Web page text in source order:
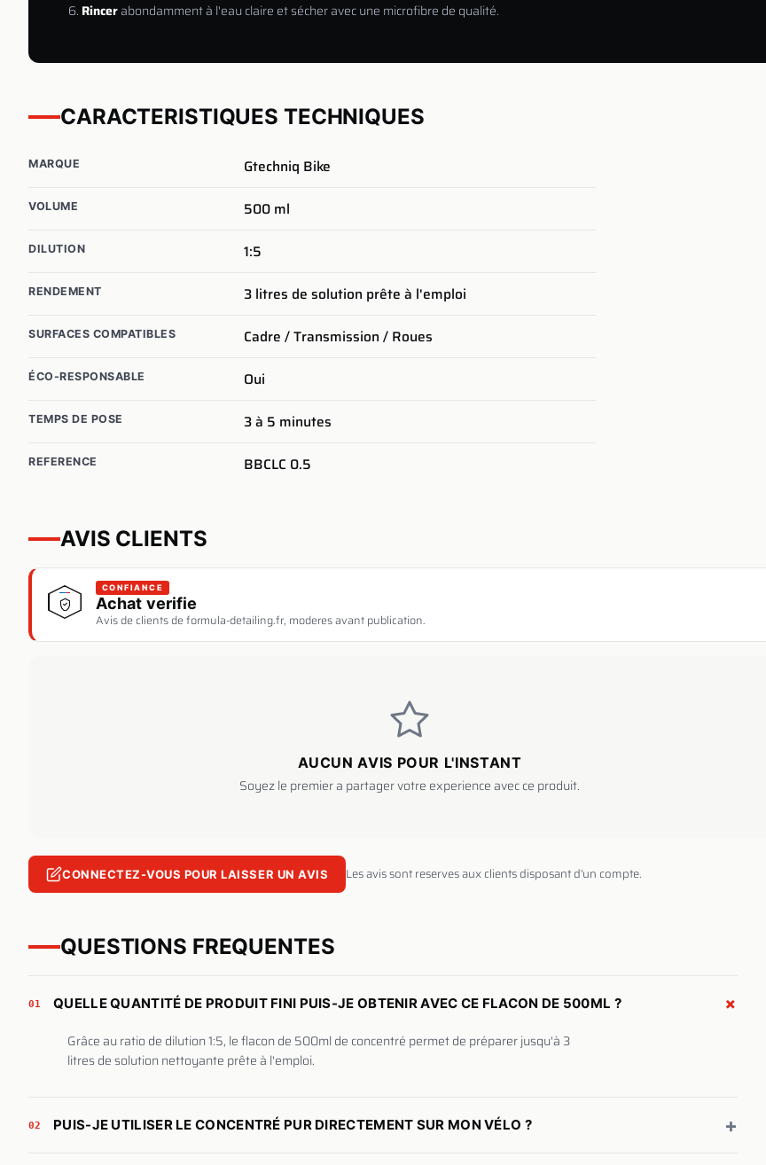
Rincerabondamment à l'eau claire et sécher avec une microfibre de qualité.
CARACTERISTIQUES TECHNIQUES
MARQUE Gtechniq Bike
VOLUME 500 ml
DILUTION 1:5
RENDEMENT 3 litres de solution prête à l'emploi
SURFACES COMPATIBLES Cadre / Transmission / Roues
ÉCO-RESPONSABLE Oui
TEMPS DE POSE 3 à 5 minutes
REFERENCE BBCLC 0.5
AVIS CLIENTS
CONFIANCE
Achat verifie
Avis de clients de formula-detailing.fr, moderes avant publication.
AUCUN AVIS POUR L'INSTANT
Soyez le premier a partager votre experience avec ce produit.
CONNECTEZ-VOUS POUR LAISSER UN AVIS Les avis sont reserves aux clients disposant d'un compte.
QUESTIONS FREQUENTES
01 QUELLE QUANTITÉ DE PRODUIT FINI PUIS-JE OBTENIR AVEC CE FLACON DE 500ML ? +
Grâce au ratio de dilution 1:5, le flacon de 500ml de concentré permet de préparer jusqu'à 3
litres de solution nettoyante prête à l'emploi.
02 PUIS-JE UTILISER LE CONCENTRÉ PUR DIRECTEMENT SUR MON VÉLO ? +